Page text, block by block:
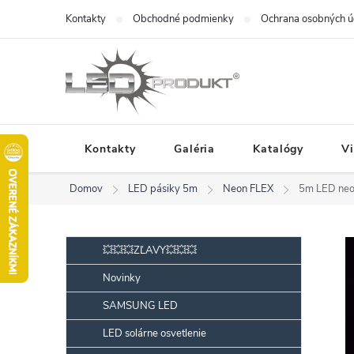
obsah
Kontakty Obchodné podmienky Ochrana osobných
Kontakty Galéria Katalógy
Domov LED pásiky 5m Neon FLEX 5m LED
o
č
n
Preskočiť
kategórie💥💥💥ZĽAVY💥💥💥
Novinky
SAMSUNG LED
LED solárne osvetlenie